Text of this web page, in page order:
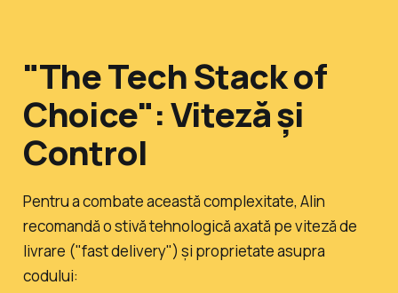
"The Tech Stack of
Choice": Viteză și
Control
Pentru a combate această complexitate, Alin
recomandă o stivă tehnologică axată pe viteză de
livrare ("fast delivery") și proprietate asupra
codului: